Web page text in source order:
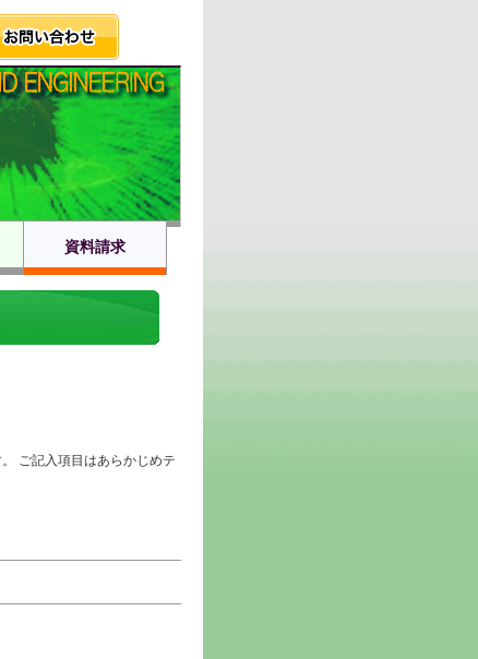
資料請求
ご記入項目はあらかじめテ